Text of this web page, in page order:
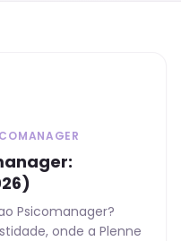
Psicomanager?
onde a Plenne